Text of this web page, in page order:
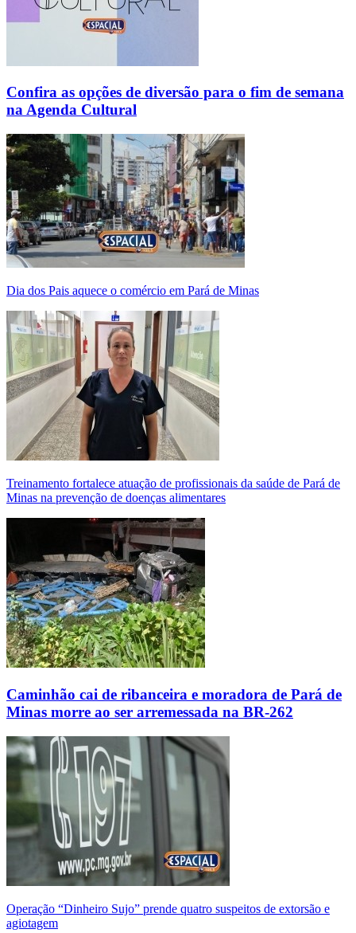
Confira as opções de diversão para o fim de semana
na Agenda Cultural
Dia dos Pais aquece o comércio em Pará de Minas
Treinamento fortalece atuação de profissionais da saúde de Pará de
Minas na prevenção de doenças alimentares
Caminhão cai de ribanceira e moradora de Pará de
Minas morre ao ser arremessada na BR-262
Operação “Dinheiro Sujo” prende quatro suspeitos de extorsão e
agiotagem